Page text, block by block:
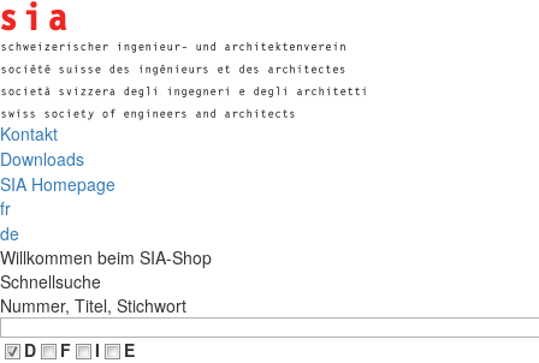
Kontakt
Downloads
SIA Homepage
fr
de
Willkommen beim SIA-Shop
Schnellsuche
Nummer, Titel, Stichwort
D
F I
E